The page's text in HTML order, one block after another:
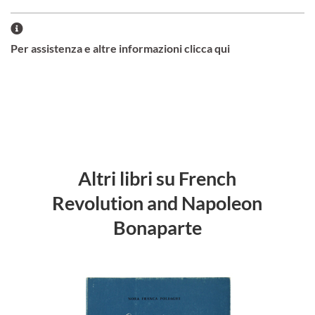
Per assistenza e altre informazioni clicca qui
Altri libri su French
Revolution and Napoleon
Bonaparte